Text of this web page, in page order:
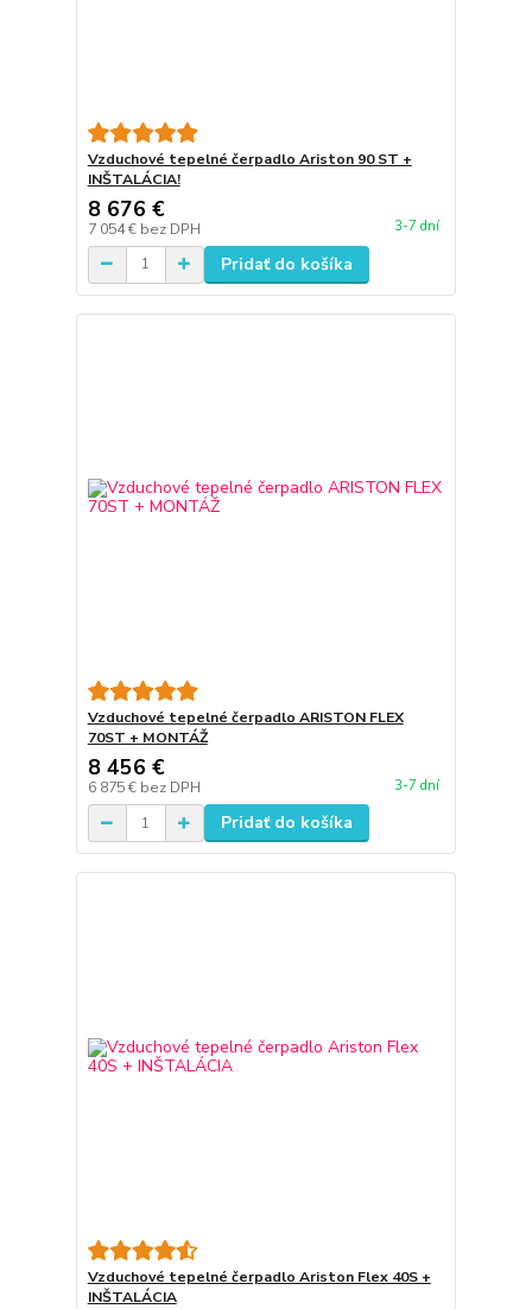
Vzduchové tepelné čerpadlo Ariston 90 ST +
INŠTALÁCIA!
8 676 €
7 054 € bez DPH 3-7 dní
Pridať do košíka
Vzduchové tepelné čerpadlo ARISTON FLEX
70ST + MONTÁŽ
8 456 €
6 875 € bez DPH 3-7 dní
Pridať do košíka
Vzduchové tepelné čerpadlo Ariston Flex 40S +
INŠTALÁCIA